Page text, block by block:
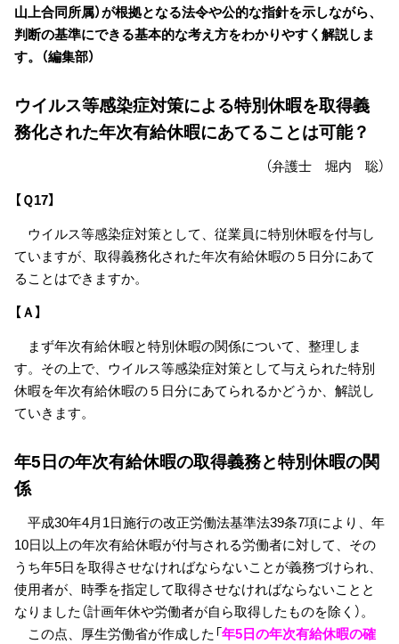
山上合同所属）が根拠となる法令や公的な指針を示しながら、
判断の基準にできる基本的な考え方をわかりやすく解説しま
す。（編集部）
ウイルス等感染症対策による特別休暇を取得義
務化された年次有給休暇にあてることは可能？
（弁護士 堀内 聡）
【Ｑ17】
ウイルス等感染症対策として、従業員に特別休暇を付与し
ていますが、取得義務化された年次有給休暇の５日分にあて
ることはできますか。
【Ａ】
まず年次有給休暇と特別休暇の関係について、整理しま
す。その上で、ウイルス等感染症対策として与えられた特別
休暇を年次有給休暇の５日分にあてられるかどうか、解説し
ていきます。
年5日の年次有給休暇の取得義務と特別休暇の関
係
平成30年4月1日施行の改正労働法基準法39条7項により、年
10日以上の年次有給休暇が付与される労働者に対して、その
うち年5日を取得させなければならないことが義務づけられ、
使用者が、時季を指定して取得させなければならないことと
なりました（計画年休や労働者が自ら取得したものを除く）。
この点、厚生労働省が作成した「年5日の年次有給休暇の確